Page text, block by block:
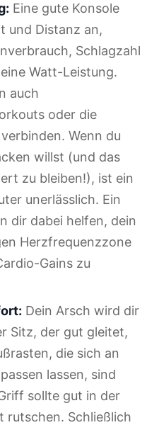
Eine gute Konsole
und Distanz an,
Schlagzahl
Watt-Leistung.
auch
oder die
Wenn du
willst (und das
zu bleiben!), ist ein
unerlässlich. Ein
dir dabei helfen, dein
Herzfrequenzzone
Gains zu
Dein Arsch wird dir
Sitz, der gut gleitet,
die sich an
lassen, sind
sollte gut in der
rutschen. Schließlich